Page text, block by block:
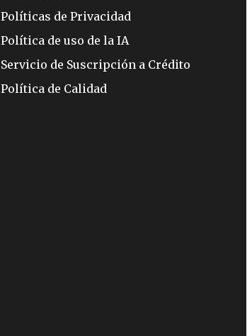
Políticas de Privacidad
Política de uso de la IA
Servicio de Suscripción a Crédito
Política de Calidad